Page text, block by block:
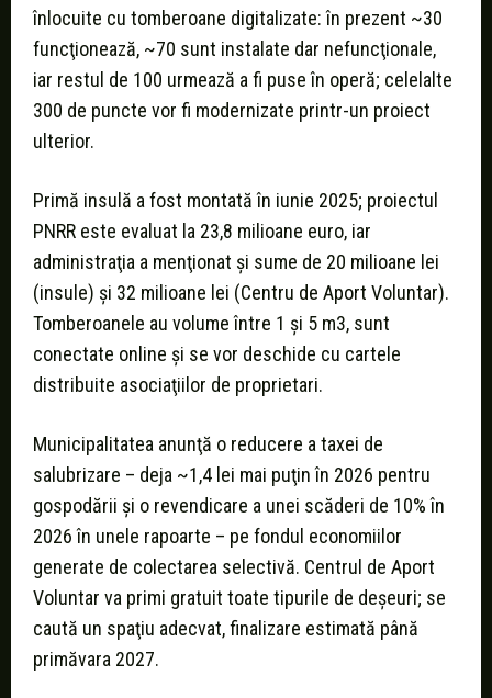
înlocuite cu tomberoane digitalizate: în prezent ~30
funcţionează, ~70 sunt instalate dar nefuncţionale,
iar restul de 100 urmează a fi puse în operă; celelalte
300 de puncte vor fi modernizate printr-un proiect
ulterior.
Primă insulă a fost montată în iunie 2025; proiectul
PNRR este evaluat la 23,8 milioane euro, iar
administraţia a menţionat şi sume de 20 milioane lei
(insule) şi 32 milioane lei (Centru de Aport Voluntar).
Tomberoanele au volume între 1 şi 5 m3, sunt
conectate online şi se vor deschide cu cartele
distribuite asociaţiilor de proprietari.
Municipalitatea anunţă o reducere a taxei de
salubrizare – deja ~1,4 lei mai puţin în 2026 pentru
gospodării şi o revendicare a unei scăderi de 10% în
2026 în unele rapoarte – pe fondul economiilor
generate de colectarea selectivă. Centrul de Aport
Voluntar va primi gratuit toate tipurile de deşeuri; se
caută un spaţiu adecvat, finalizare estimată până
primăvara 2027.